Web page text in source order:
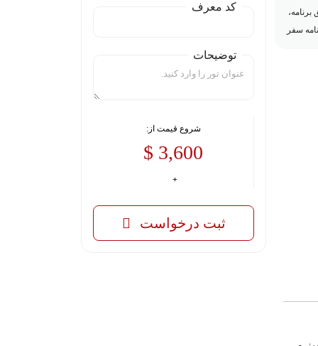
سفر
کد معرف
توضیحات
شروع قیمت از:
3,600 $
ثبت درخواست